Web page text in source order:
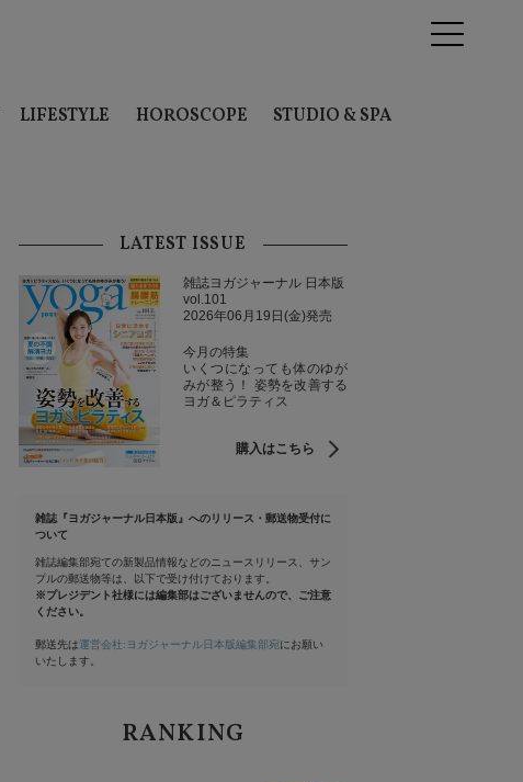
LIFESTYLE HOROSCOPE STUDIO & SPA
LATEST ISSUE
雑誌ヨガジャーナル 日本版
vol.101
2026年06月19日(金)発売
今月の特集
いくつになっても体のゆが
みが整う！ 姿勢を改善する
ヨガ＆ピラティス
購入はこちら
雑誌『ヨガジャーナル日本版』へのリリース・郵送物受付に
ついて
雑誌編集部宛ての新製品情報などのニュースリリース、サン
プルの郵送物等は、以下で受け付けております。
※プレジデント社様には編集部はございませんので、ご注意
ください。
郵送先は運営会社:ヨガジャーナル日本版編集部宛にお願い
いたします。
RANKING